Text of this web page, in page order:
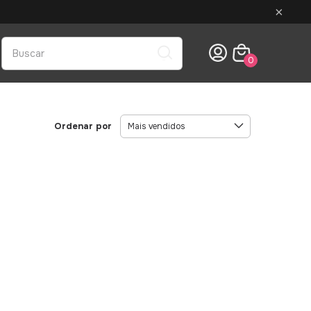
×
0
Ordenar por